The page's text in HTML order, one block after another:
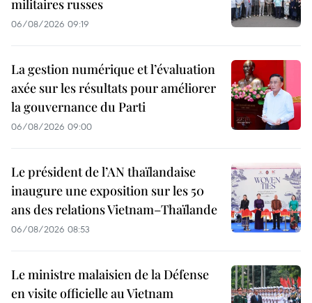
militaires russes
06/08/2026 09:19
La gestion numérique et l’évaluation
axée sur les résultats pour améliorer
la gouvernance du Parti
06/08/2026 09:00
Le président de l’AN thaïlandaise
inaugure une exposition sur les 50
ans des relations Vietnam–Thaïlande
06/08/2026 08:53
Le ministre malaisien de la Défense
en visite officielle au Vietnam